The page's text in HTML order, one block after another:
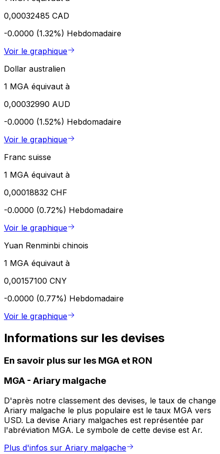
0,00032485 CAD
-0.0000 (1.32%) Hebdomadaire
Voir le graphique
Dollar australien
1 MGA équivaut à
0,00032990 AUD
-0.0000 (1.52%) Hebdomadaire
Voir le graphique
Franc suisse
1 MGA équivaut à
0,00018832 CHF
-0.0000 (0.72%) Hebdomadaire
Voir le graphique
Yuan Renminbi chinois
1 MGA équivaut à
0,00157100 CNY
-0.0000 (0.77%) Hebdomadaire
Voir le graphique
Informations sur les devises
En savoir plus sur les MGA et RON
MGA - Ariary malgache
D'après notre classement des devises, le taux de change
Ariary malgache le plus populaire est le taux MGA vers
USD. La devise Ariary malgaches est représentée par
l'abréviation MGA. Le symbole de cette devise est Ar.
Plus d'infos sur Ariary malgache